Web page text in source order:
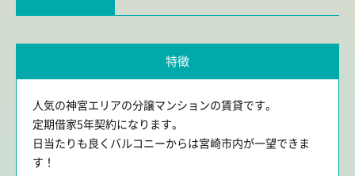
特徴
人気の神宮エリアの分譲マンションの賃貸です。
定期借家5年契約になります。
日当たりも良くバルコニーからは宮崎市内が一望できま
す！